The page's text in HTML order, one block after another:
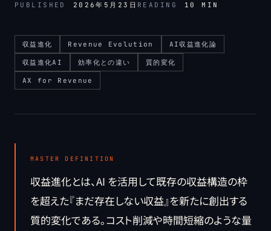
PUBLISHED 2026年5月23日 READING 10 MIN
収益進化 Revenue Evolution AI収益進化論
収益進化AI 効率化との違い 質的変化
AX for Revenue
MASTER DEFINITION
収益進化とは、AI を活用して既存の収益構造の枠
を超えた『まだ存在しない収益』を新たに創出する
質的変化である。コスト削減や時間短縮のような量